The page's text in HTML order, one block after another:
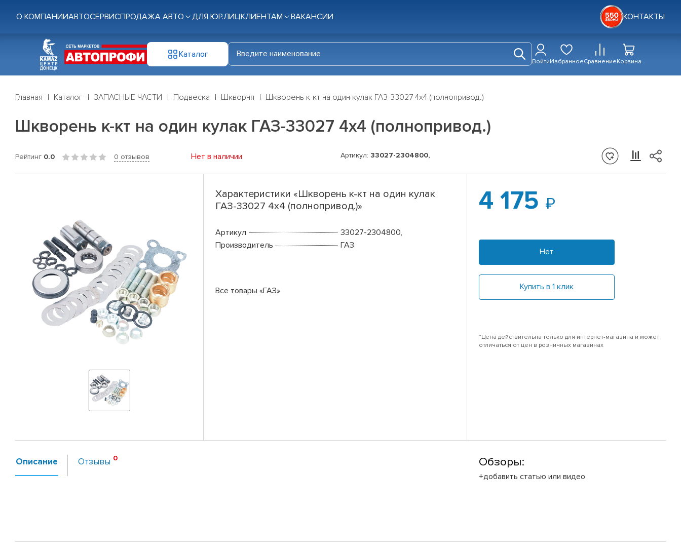
О КОМПАНИИАВТОСЕРВИСПРОДАЖА АВТО ДЛЯ ЮР.ЛИЦКЛИЕНТАМ ВАКАНСИИ КОНТАКТЫ
Каталог
ВойтиИзбранноеСравнениеКорзина
Главная Каталог ЗАПАСНЫЕ ЧАСТИ Подвеска Шкворня Шкворень к-кт на один кулак ГАЗ-33027 4х4 (полнопривод.)
Шкворень к-кт на один кулак ГАЗ-33027 4х4 (полнопривод.)
Рейтинг 0.0 0 отзывов Нет в наличии Артикул: 33027-2304800,
Характеристики «Шкворень к-кт на один кулак
ГАЗ-33027 4х4 (полнопривод.)»
Артикул
33027-2304800,
Производитель
ГАЗ
Все товары «ГАЗ»
4 175
Нет
Купить в 1 клик
*Цена действительна только для интернет-магазина и может
отличаться от цен в розничных магазинах
Описание Отзывы Обзоры:
+добавить статью или видео